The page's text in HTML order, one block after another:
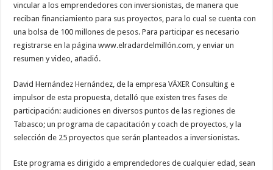
vincular a los emprendedores con inversionistas, de manera que
reciban financiamiento para sus proyectos, para lo cual se cuenta con
una bolsa de 100 millones de pesos. Para participar es necesario
registrarse en la página www.elradardelmillón.com, y enviar un
resumen y video, añadió.
David Hernández Hernández, de la empresa VÄXER Consulting e
impulsor de esta propuesta, detalló que existen tres fases de
participación: audiciones en diversos puntos de las regiones de
Tabasco; un programa de capacitación y coach de proyectos, y la
selección de 25 proyectos que serán planteados a inversionistas.
Este programa es dirigido a emprendedores de cualquier edad, sean